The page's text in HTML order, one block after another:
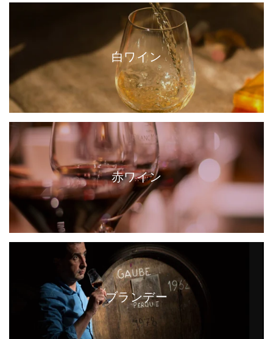
白ワイン
赤ワイン
ブランデー